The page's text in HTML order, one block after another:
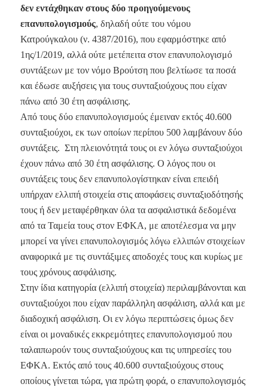
δεν εντάχθηκαν στους δύο προηγούμενους
επανυπολογισμούς, δηλαδή ούτε του νόμου
Κατρούγκαλου (ν. 4387/2016), που εφαρμόστηκε από
1ης/1/2019, αλλά ούτε μετέπειτα στον επανυπολογισμό
συντάξεων με τον νόμο Βρούτση που βελτίωσε τα ποσά
και έδωσε αυξήσεις για τους συνταξιούχους που είχαν
πάνω από 30 έτη ασφάλισης.
Από τους δύο επανυπολογισμούς έμειναν εκτός 40.600
συνταξιούχοι, εκ των οποίων περίπου 500 λαμβάνουν δύο
συντάξεις. Στη πλειονότητά τους οι εν λόγω συνταξιούχοι
έχουν πάνω από 30 έτη ασφάλισης. Ο λόγος που οι
συντάξεις τους δεν επανυπολογίστηκαν είναι επειδή
υπήρχαν ελλιπή στοιχεία στις αποφάσεις συνταξιοδότησής
τους ή δεν μεταφέρθηκαν όλα τα ασφαλιστικά δεδομένα
από τα Ταμεία τους στον ΕΦΚΑ, με αποτέλεσμα να μην
μπορεί να γίνει επανυπολογισμός λόγω ελλιπών στοιχείων
αναφορικά με τις συντάξιμες αποδοχές τους και κυρίως με
τους χρόνους ασφάλισης.
Στην ίδια κατηγορία (ελλιπή στοιχεία) περιλαμβάνονται και
συνταξιούχοι που είχαν παράλληλη ασφάλιση, αλλά και με
διαδοχική ασφάλιση. Οι εν λόγω περιπτώσεις όμως δεν
είναι οι μοναδικές εκκρεμότητες επανυπολογισμού που
ταλαιπωρούν τους συνταξιούχους και τις υπηρεσίες του
ΕΦΚΑ. Εκτός από τους 40.600 συνταξιούχους στους
οποίους γίνεται τώρα, για πρώτη φορά, ο επανυπολογισμός